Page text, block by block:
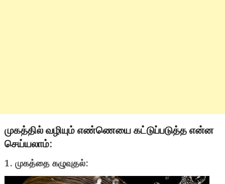
முகத்தில் வழியும் எண்ணெயை கட்டுப்படுத்த என்ன
செய்யலாம்:
1. முகத்தை கழுவுதல்: